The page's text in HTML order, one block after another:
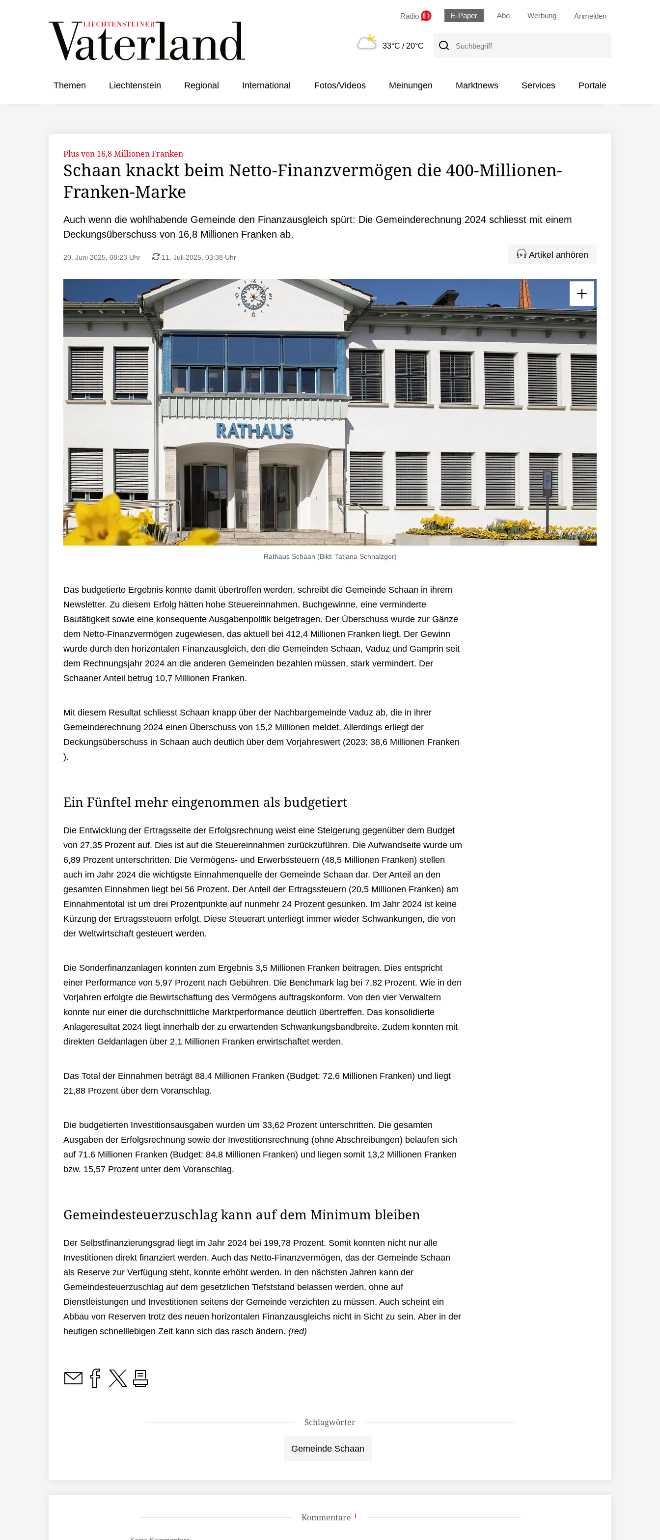
Radio E-Paper Abo Werbung Anmelden
33°C / 20°C
Suchbegriff
Themen Liechtenstein Regional International Fotos/Videos Meinungen Marktnews Services Portale
Plus von 16,8 Millionen Franken
Schaan knackt beim Netto-Finanzvermögen die 400-Millionen-
Franken-Marke
Auch wenn die wohlhabende Gemeinde den Finanzausgleich spürt: Die Gemeinderechnung 2024 schliesst mit einem
Deckungsüberschuss von 16,8 Millionen Franken ab.
20. Juni 2025, 08:23 Uhr 11. Juli 2025, 03:38 Uhr Artikel anhören
Rathaus Schaan (Bild: Tatjana Schnalzger)
Das budgetierte Ergebnis konnte damit übertroffen werden, schreibt die Gemeinde Schaan in ihrem
Newsletter. Zu diesem Erfolg hätten hohe Steuereinnahmen, Buchgewinne, eine verminderte
Bautätigkeit sowie eine konsequente Ausgabenpolitik beigetragen. Der Überschuss wurde zur Gänze
dem Netto-Finanzvermögen zugewiesen, das aktuell bei 412,4 Millionen Franken liegt. Der Gewinn
wurde durch den horizontalen Finanzausgleich, den die Gemeinden Schaan, Vaduz und Gamprin seit
dem Rechnungsjahr 2024 an die anderen Gemeinden bezahlen müssen, stark vermindert. Der
Schaaner Anteil betrug 10,7 Millionen Franken.
Mit diesem Resultat schliesst Schaan knapp über der Nachbargemeinde Vaduz ab, die in ihrer
Gemeinderechnung 2024 einen Überschuss von 15,2 Millionen meldet. Allerdings erliegt der
Deckungsüberschuss in Schaan auch deutlich über dem Vorjahreswert (2023: 38,6 Millionen Franken
).
Ein Fünftel mehr eingenommen als budgetiert
Die Entwicklung der Ertragsseite der Erfolgsrechnung weist eine Steigerung gegenüber dem Budget
von 27,35 Prozent auf. Dies ist auf die Steuereinnahmen zurückzuführen. Die Aufwandseite wurde um
6,89 Prozent unterschritten. Die Vermögens- und Erwerbssteuern (48,5 Millionen Franken) stellen
auch im Jahr 2024 die wichtigste Einnahmenquelle der Gemeinde Schaan dar. Der Anteil an den
gesamten Einnahmen liegt bei 56 Prozent. Der Anteil der Ertragssteuern (20,5 Millionen Franken) am
Einnahmentotal ist um drei Prozentpunkte auf nunmehr 24 Prozent gesunken. Im Jahr 2024 ist keine
Kürzung der Ertragssteuern erfolgt. Diese Steuerart unterliegt immer wieder Schwankungen, die von
der Weltwirtschaft gesteuert werden.
Die Sonderfinanzanlagen konnten zum Ergebnis 3,5 Millionen Franken beitragen. Dies entspricht
einer Performance von 5,97 Prozent nach Gebühren. Die Benchmark lag bei 7,82 Prozent. Wie in den
Vorjahren erfolgte die Bewirtschaftung des Vermögens auftragskonform. Von den vier Verwaltern
konnte nur einer die durchschnittliche Marktperformance deutlich übertreffen. Das konsolidierte
Anlageresultat 2024 liegt innerhalb der zu erwartenden Schwankungsbandbreite. Zudem konnten mit
direkten Geldanlagen über 2,1 Millionen Franken erwirtschaftet werden.
Das Total der Einnahmen beträgt 88,4 Millionen Franken (Budget: 72.6 Millionen Franken) und liegt
21,88 Prozent über dem Voranschlag.
Die budgetierten Investitionsausgaben wurden um 33,62 Prozent unterschritten. Die gesamten
Ausgaben der Erfolgsrechnung sowie der Investitionsrechnung (ohne Abschreibungen) belaufen sich
auf 71,6 Millionen Franken (Budget: 84,8 Millionen Franken) und liegen somit 13,2 Millionen Franken
bzw. 15,57 Prozent unter dem Voranschlag.
Gemeindesteuerzuschlag kann auf dem Minimum bleiben
Der Selbstfinanzierungsgrad liegt im Jahr 2024 bei 199,78 Prozent. Somit konnten nicht nur alle
Investitionen direkt finanziert werden. Auch das Netto-Finanzvermögen, das der Gemeinde Schaan
als Reserve zur Verfügung steht, konnte erhöht werden. In den nächsten Jahren kann der
Gemeindesteuerzuschlag auf dem gesetzlichen Tiefststand belassen werden, ohne auf
Dienstleistungen und Investitionen seitens der Gemeinde verzichten zu müssen. Auch scheint ein
Abbau von Reserven trotz des neuen horizontalen Finanzausgleichs nicht in Sicht zu sein. Aber in der
heutigen schnelllebigen Zeit kann sich das rasch ändern. (red)
Schlagwörter
Gemeinde Schaan
Kommentare